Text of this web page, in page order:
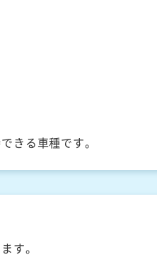
きる車種です。
す。